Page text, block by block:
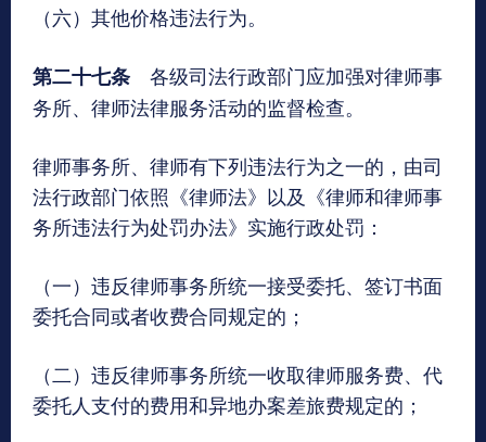
（六）其他价格违法行为。
第二十七条 各级司法行政部门应加强对律师事
务所、律师法律服务活动的监督检查。
律师事务所、律师有下列违法行为之一的，由司
法行政部门依照《律师法》以及《律师和律师事
务所违法行为处罚办法》实施行政处罚：
（一）违反律师事务所统一接受委托、签订书面
委托合同或者收费合同规定的；
（二）违反律师事务所统一收取律师服务费、代
委托人支付的费用和异地办案差旅费规定的；